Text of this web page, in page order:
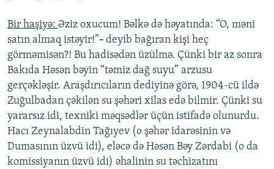
Bir haşiyə: Əziz oxucum! Bəlkə də həyatında: “O, məni
satın almaq istəyir!”- deyib bağıran kişi heç
görməmisən?! Bu hadisədən üzülmə. Çünki bir az sonra
Bakıda Həsən bəyin “təmiz dağ suyu” arzusu
gerçəkləşir. Araşdırıcıların dediyinə görə, 1904-cü ildə
Zuğulbadan çəkilən su şəhəri xilas edə bilmir. Çünki su
yararsız idi, texniki məqsədlər üçün istifadə olunurdu.
Hacı Zeynalabdin Tağıyev (o şəhər idarəsinin və
Dumasının üzvü idi), eləcə də Həsən Bəy Zərdabi (o da
komissiyanın üzvü idi) əhalinin su təchizatını